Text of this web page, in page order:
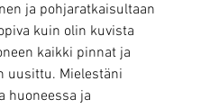
ja pohjaratkaisultaan
kuin olin kuvista
kaikki pinnat ja
uusittu. Mielestäni
huoneessa ja